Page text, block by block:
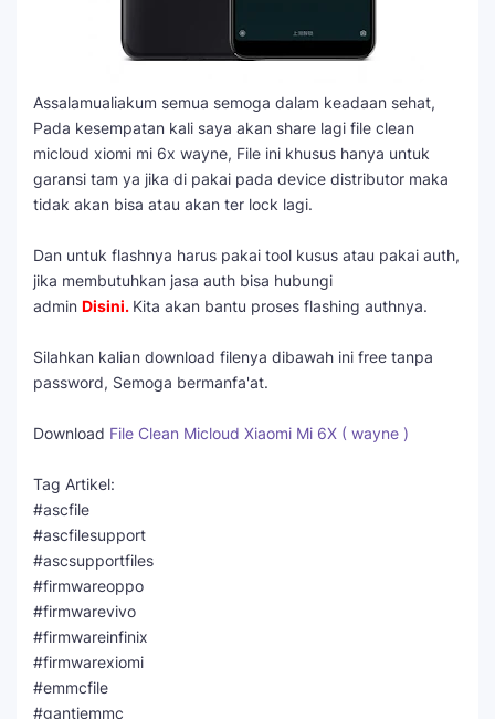
Assalamualiakum semua semoga dalam keadaan sehat,
Pada kesempatan kali saya akan share lagi file clean
micloud xiomi mi 6x wayne, File ini khusus hanya untuk
garansi tam ya jika di pakai pada device distributor maka
tidak akan bisa atau akan ter lock lagi.
Dan untuk flashnya harus pakai tool kusus atau pakai auth,
jika membutuhkan jasa auth bisa hubungi
admin Disini. Kita akan bantu proses flashing authnya.
Silahkan kalian download filenya dibawah ini free tanpa
password, Semoga bermanfa'at.
Download File Clean Micloud Xiaomi Mi 6X ( wayne )
Tag Artikel:
#ascfile
#ascfilesupport
#ascsupportfiles
#firmwareoppo
#firmwarevivo
#firmwareinfinix
#firmwarexiomi
#emmcfile
#gantiemmc